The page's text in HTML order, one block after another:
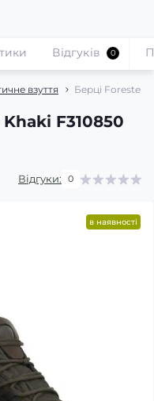
взуття Берці Forester
F310850
Відгуки: 0
Відгуків 0
в наявності